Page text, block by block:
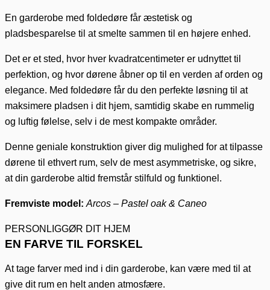
En garderobe med foldedøre får æstetisk og
pladsbesparelse til at smelte sammen til en højere enhed.
Det er et sted, hvor hver kvadratcentimeter er udnyttet til
perfektion, og hvor dørene åbner op til en verden af orden og
elegance. Med foldedøre får du den perfekte løsning til at
maksimere pladsen i dit hjem, samtidig skabe en rummelig
og luftig følelse, selv i de mest kompakte områder.
Denne geniale konstruktion giver dig mulighed for at tilpasse
dørene til ethvert rum, selv de mest asymmetriske, og sikre,
at din garderobe altid fremstår stilfuld og funktionel.
Fremviste model: Arcos – Pastel oak & Caneo
PERSONLIGGØR DIT HJEM
EN FARVE TIL FORSKEL
At tage farver med ind i din garderobe, kan være med til at
give dit rum en helt anden atmosfære.